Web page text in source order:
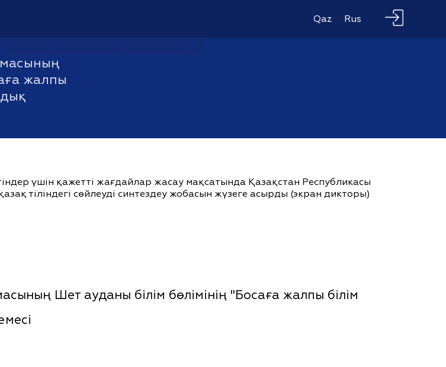
Qaz Rus
жалпы
үшін қажетті жағдайлар жасау мақсатында Қазақстан Республикасы
тіліндегі сөйлеуді синтездеу жобасын жүзеге асырды (экран дикторы)
Шет ауданы білім бөлімінің "Босаға жалпы білім